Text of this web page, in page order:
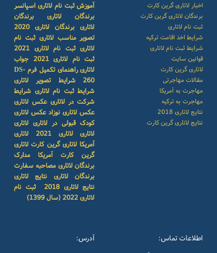
آموزش ثبت نام لاتاری اسپانسر
برندگان لاتاری
برندگان
لاتاری برندگان لاتاری 2020
تصویر مناسب لاتاری ثبت نام
لاتاری ثبت نام لاتاری 2021
ثبت نام لاتاری 2021
جواب
لاتاری
راهنمای تکمیل فرم DS-
260
شرایط تصویر لاتاری
شرایط ثبت نام لاتاری شرایط
شرکت در لاتاری عکس لاتاری
عکس لاتاری نوزاد عکس لاتاری
کودک قبولی در لاتاری لاتاری
لاتاریلاتاری 2021
لاتاری
آمریکا لاتاری گرین کارت لاتاری
گرین کارت آمریکا
مدارک
برندگان لاتاری مصاحبه سفارت
برندگان لاتاری
نتایج لاتاری
نتایج لاتاری 2018
ثبت نام
لاتاری 2022 (سال 1399)
اخبار لاتاری گرین کارت
برندگان لاتاری گرین کارت
ثبت نام لاتاری
شرایط اخذ اقامت ترکیه
شرایط ثبت نام لاتاری
قوانین سایت
لاتاری گرین کارت
مقالات مهاجرتی
مهاجرت به آمریکا
مهاجرت به ترکیه
نتایج لاتاری 2018
نتایج لاتاری گرین کارت
آدرس: اطلاعات تماس: